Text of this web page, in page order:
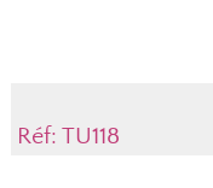
Réf: TU118